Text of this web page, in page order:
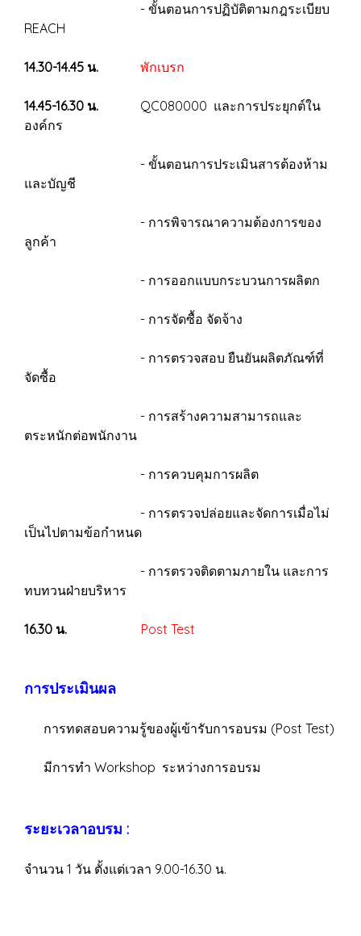
- ขั้นตอนการปฏิบัติตามกฎระเบียบ
REACH
14.30-14.45 น. พักเบรก
14.45-16.30 น. QC080000 และการประยุกต์ใน
องค์กร
- ขั้นตอนการประเมินสารต้องห้าม
และบัญชี
- การพิจารณาความต้องการของ
ลูกค้า
- การออกแบบกระบวนการผลิตก
- การจัดซื้อ จัดจ้าง
- การตรวจสอบ ยืนยันผลิตภัณฑ์ที่
จัดซื้อ
- การสร้างความสามารถและ
ตระหนักต่อพนักงาน
- การควบคุมการผลิต
- การตรวจปล่อยและจัดการเมื่อไม่
เป็นไปตามข้อกำหนด
- การตรวจติดตามภายใน และการ
ทบทวนฝ่ายบริหาร
16.30 น. Post Test
การประเมินผล
การทดสอบความรู้ของผู้เข้ารับการอบรม (Post Test)
มีการทำ Workshop ระหว่างการอบรม
ระยะเวลาอบรม :
จำนวน 1 วัน ตั้งแต่เวลา 9.00-16.30 น.